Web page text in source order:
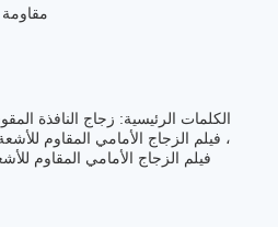
، فيلم الزجاج الأمامي المقاوم
فيلم الزجاج الأمامي المقاوم